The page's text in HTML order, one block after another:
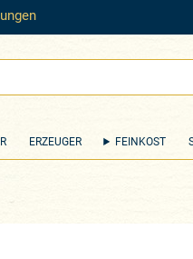
ERZEUGER FEINKOST